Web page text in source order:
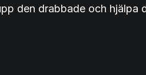
den drabbade och hjälpa